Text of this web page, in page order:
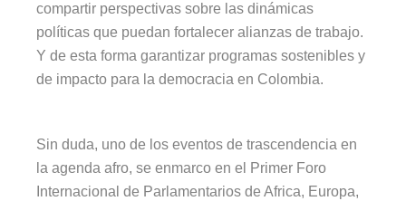
compartir perspectivas sobre las dinámicas
políticas que puedan fortaleceralianzas de trabajo.
Y de esta forma garantizar programas sostenibles y
de impacto para la democracia en Colombia.
Sin duda, uno de los eventos de trascendencia en
la agenda afro, se enmarco en el Primer Foro
Internacional de Parlamentarios de Africa, Europa,